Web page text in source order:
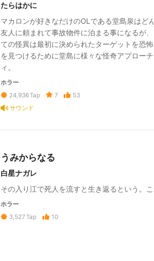
たらはかに
マカロンが好きなだけのOLである堂島泉はど
友人に頼まれて事故物件に泊まる事になるが
ての怪異は最初に決められたターゲットを恐
を見つけるために堂島に様々な怪奇アプロー
ィ。
ホラー
24,936Tap 7
53
サウンド
うみからなる
白星ナガレ
その入り江で死人を流すと生き返るという。こ
ホラー
3,527Tap 10